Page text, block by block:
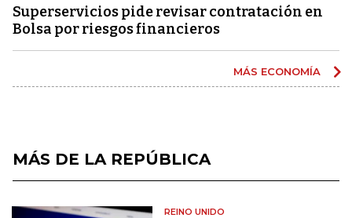
Superservicios pide revisar contratación en
Bolsa por riesgos financieros
MÁS ECONOMÍA
MÁS DE LA REPÚBLICA
REINO UNIDO